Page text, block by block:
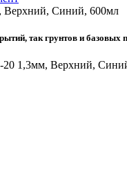
Верхний, Синий, 600мл
так грунтов и
20 1,3мм, Верхний,